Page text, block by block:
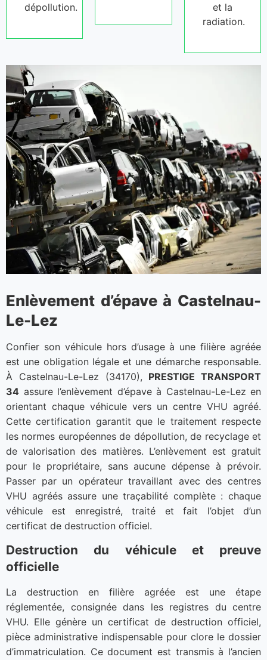
dépollution.
et la
radiation.
Enlèvement d’épave à Castelnau-
Le-Lez
Confier son véhicule hors d’usage à une filière agréée
est une obligation légale et une démarche responsable.
À Castelnau-Le-Lez (34170), PRESTIGE TRANSPORT
34 assure l’enlèvement d’épave à Castelnau-Le-Lez en
orientant chaque véhicule vers un centre VHU agréé.
Cette certification garantit que le traitement respecte
les normes européennes de dépollution, de recyclage et
de valorisation des matières. L’enlèvement est gratuit
pour le propriétaire, sans aucune dépense à prévoir.
Passer par un opérateur travaillant avec des centres
VHU agréés assure une traçabilité complète : chaque
véhicule est enregistré, traité et fait l’objet d’un
certificat de destruction officiel.
Destruction du véhicule et preuve
officielle
La destruction en filière agréée est une étape
réglementée, consignée dans les registres du centre
VHU. Elle génère un certificat de destruction officiel,
pièce administrative indispensable pour clore le dossier
d’immatriculation. Ce document est transmis à l’ancien